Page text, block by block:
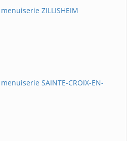
ZILLISHEIM
SAINTE-CROIX-EN-